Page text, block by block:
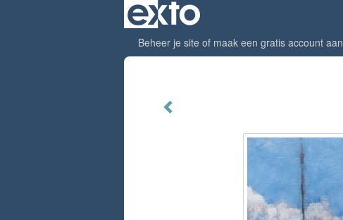
Beheer je site of maak een gratis account aan